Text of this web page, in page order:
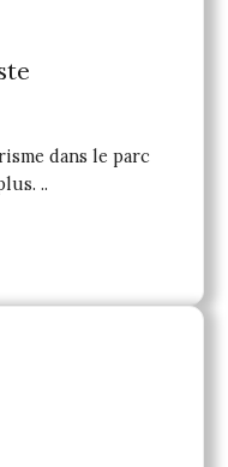
dans le parc
..